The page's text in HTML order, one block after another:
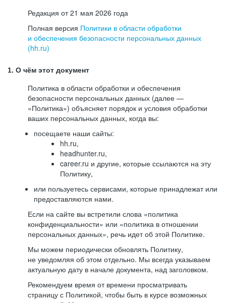
Редакция от 21 мая 2026 года
Полная версия Политики в области обработки
и обеспечения безопасности персональных данных
(hh.ru)
1. О чём этот документ
Политика в области обработки и обеспечения
безопасности персональных данных (далее —
«Политика») объясняет порядок и условия обработки
ваших персональных данных, когда вы:
посещаете наши сайты:
hh.ru,
headhunter.ru,
career.ru и другие, которые ссылаются на эту
Политику,
или пользуетесь сервисами, которые принадлежат или
предоставляются нами.
Если на сайте вы встретили слова «политика
конфиденциальности» или «политика в отношении
персональных данных», речь идет об этой Политике.
Мы можем периодически обновлять Политику,
не уведомляя об этом отдельно. Мы всегда указываем
актуальную дату в начале документа, над заголовком.
Рекомендуем время от времени просматривать
страницу с Политикой, чтобы быть в курсе возможных